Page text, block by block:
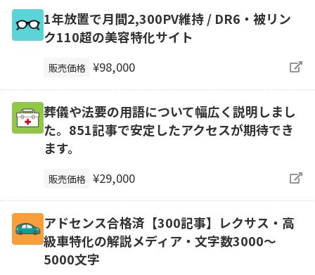
1年放置で月間2,300PV維持 / DR6・被リン
ク110超の美容特化サイト
販売価格 ¥98,000
葬儀や法要の用語について幅広く説明しまし
た。851記事で安定したアクセスが期待でき
ます。
販売価格 ¥29,000
アドセンス合格済【300記事】レクサス・高
級車特化の解説メディア・文字数3000～
5000文字